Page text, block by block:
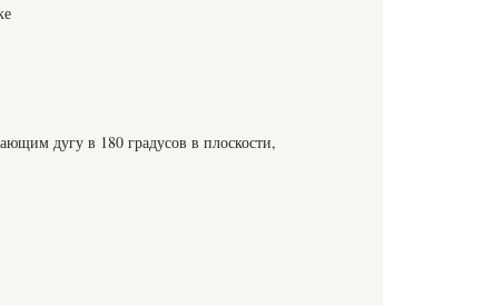
дугу в 180 градусов в плоскости,